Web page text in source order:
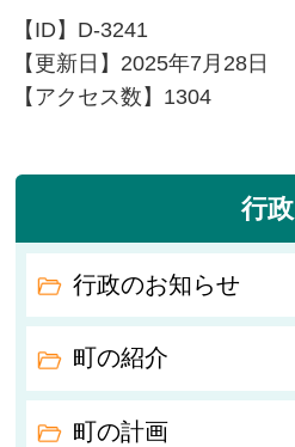
【ID】 D-3241
【更新日】 2025年7月28日
【アクセス数】 1304
行政
行政のお知らせ
町の紹介
町の計画